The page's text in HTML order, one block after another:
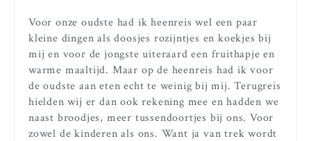
Voor onze oudste had ik heenreis wel een paar
kleine dingen als doosjes rozijntjes en koekjes bij
mij en voor de jongste uiteraard een fruithapje en
warme maaltijd. Maar op de heenreis had ik voor
de oudste aan eten echt te weinig bij mij. Terugreis
hielden wij er dan ook rekening mee en hadden we
naast broodjes, meer tussendoortjes bij ons. Voor
zowel de kinderen als ons. Want ja van trek wordt